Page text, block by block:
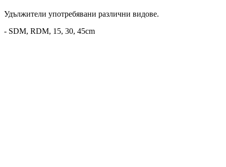
Удължители употребявани различни видове.
- SDM, RDM, 15, 30, 45cm